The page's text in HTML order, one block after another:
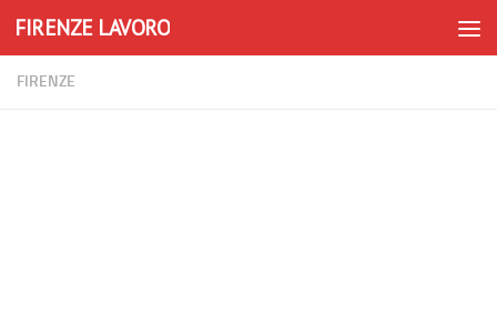
Skip to content
FIRENZE LAVORO
FIRENZE